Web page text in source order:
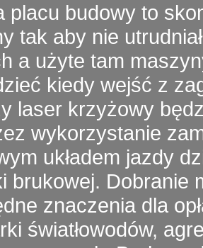
placu budowy to
tak aby nie
a użyte tam
kiedy wejść z
laser krzyżowy
wykorzystanie
układem jazdy
brukowej. Dobranie
znaczenia dla
światłowodów,